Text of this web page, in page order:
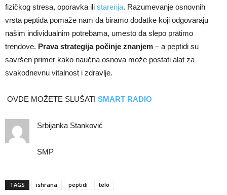
fizičkog stresa, oporavka ili starenja. Razumevanje osnovnih
vrsta peptida pomaže nam da biramo dodatke koji odgovaraju
našim individualnim potrebama, umesto da slepo pratimo
trendove. Prava strategija počinje znanjem – a peptidi su
savršen primer kako naučna osnova može postati alat za
svakodnevnu vitalnost i zdravlje.
OVDE MOŽETE SLUŠATI SMART RADIO
Srbijanka Stanković
SMP
TAGS ishrana peptidi telo